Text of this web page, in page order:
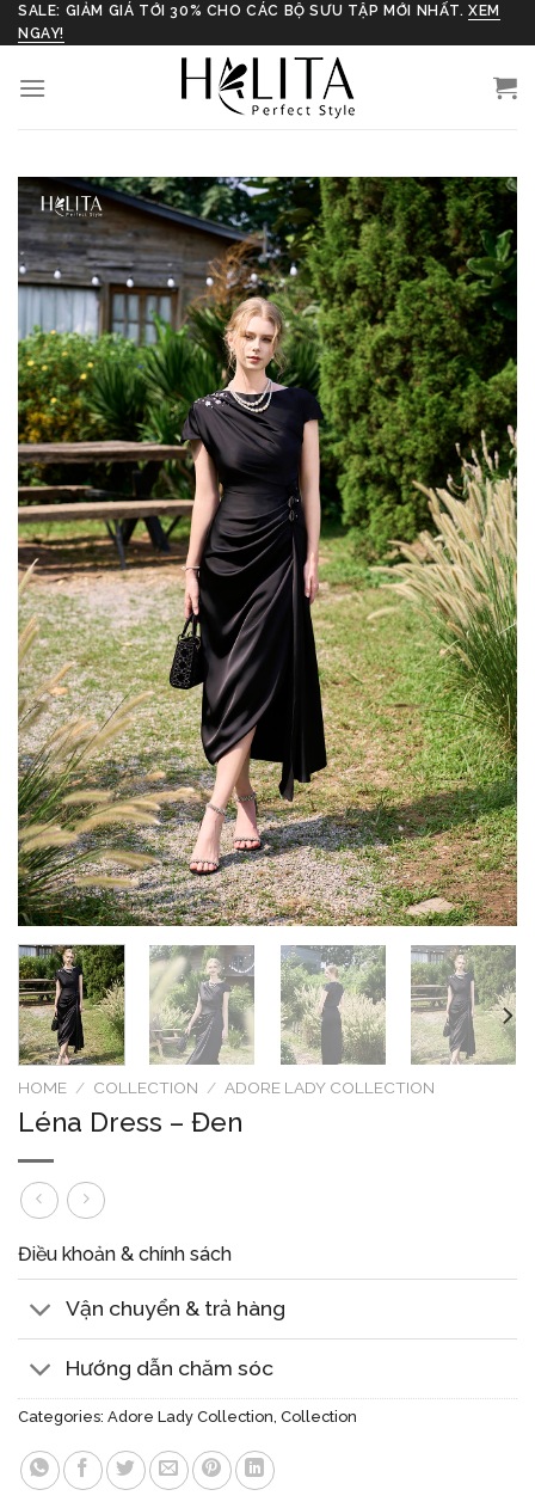
Skip
to
SALE: GIẢM GIÁ TỚI 30% CHO CÁC BỘ SƯU TẬP MỚI NHẤT.XEM
NGAY!
HOME / COLLECTION / ADORE LADY COLLECTION
Léna Dress – Đen
Điều khoản & chính sách
Vận chuyển & trả hàng
Hướng dẫn chăm sóc
Categories: Adore Lady Collection, Collection